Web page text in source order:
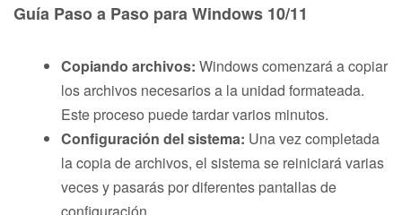
Guía Paso a Paso para Windows 10/11
Copiando archivos: Windows comenzará a copiar
los archivos necesarios a la unidad formateada.
Este proceso puede tardar varios minutos.
Configuración del sistema: Una vez completada
la copia de archivos, el sistema se reiniciará varias
veces y pasarás por diferentes pantallas de
configuración.